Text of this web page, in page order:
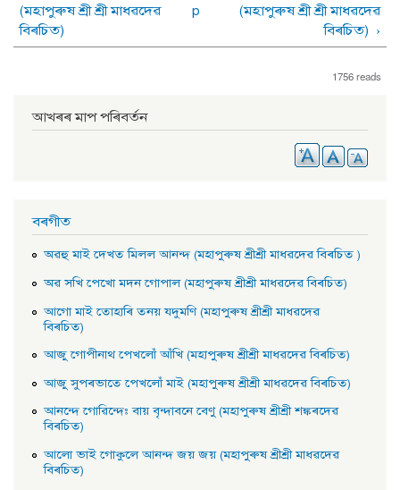
(মহাপুৰুষ শ্ৰী শ্ৰী মাধৱদেৱ
বিৰচিত)
p
(মহাপুৰুষ শ্ৰী শ্ৰী মাধৱদেৱ
বিৰচিত) ›
1756 reads
আখৰৰ মাপ পৰিবৰ্তন
বৰগীত
অৱহু মাই দেখত মিলল আনন্দ (মহাপুৰুষ শ্ৰীশ্ৰী মাধৱদেৱ বিৰচিত )
অৱ সখি পেখাে মদন গােপাল (মহাপুৰুষ শ্ৰীশ্ৰী মাধৱদেৱ বিৰচিত)
আগাে মাই তােহাৰি তনয় যদুমণি (মহাপুৰুষ শ্ৰীশ্ৰী মাধৱদেৱ
বিৰচিত)
আজু গােপীনাথ পেখলোঁ আঁখি (মহাপুৰুষ শ্ৰীশ্ৰী মাধৱদেৱ বিৰচিত)
আজু সুপৰভাতে পেখলোঁ মাই (মহাপুৰুষ শ্ৰীশ্ৰী মাধৱদেৱ বিৰচিত)
আনন্দে গােৱিন্দেঃ বায় বৃন্দাবনে বেণু (মহাপুৰুষ শ্ৰীশ্ৰী শঙ্কৰদেৱ
বিৰচিত)
আলাে ভাই গােকুলে আনন্দ জয় জয় (মহাপুৰুষ শ্ৰীশ্ৰী মাধৱদেৱ
বিৰচিত)